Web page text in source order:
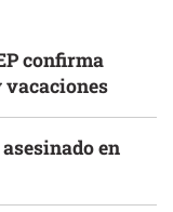
confirma
vacaciones
en